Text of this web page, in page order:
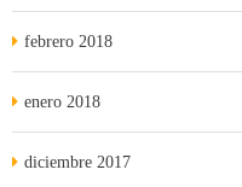
febrero 2018
enero 2018
diciembre 2017